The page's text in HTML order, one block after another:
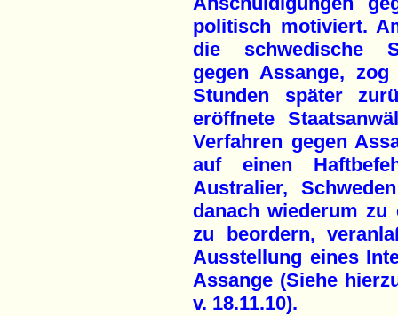
politisch motiviert.
die schwedische
gegen Assange,
Stunden später
eröffnete
Verfahren gegen
auf einen
Australier,
danach wiederum zu
zu beordern,
Ausstellung eines
Assange (Siehe
v. 18.11.10).